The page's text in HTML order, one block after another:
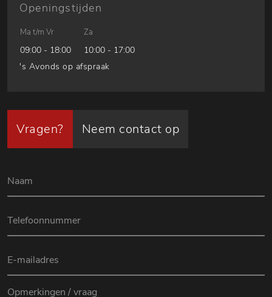
Openingstijden
Ma t/m Vr
09:00 - 18:00
Za
10:00 - 17:00
's Avonds op afspraak
Vragen? Neem contact op